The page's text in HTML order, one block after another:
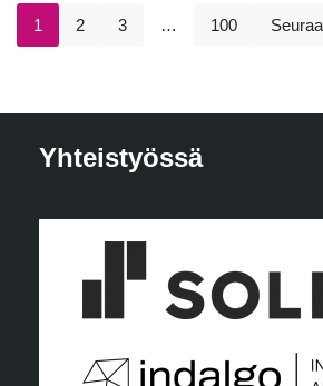
1 2 3 … 100
Yhteistyössä